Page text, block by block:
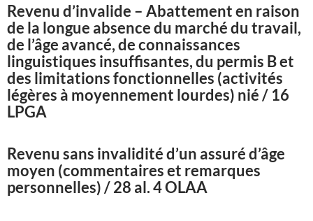
Revenu d’invalide – Abattement en raison
de la longue absence du marché du travail,
de l’âge avancé, de connaissances
linguistiques insuffisantes, du permis B et
des limitations fonctionnelles (activités
légères à moyennement lourdes) nié / 16
LPGA
Revenu sans invalidité d’un assuré d’âge
moyen (commentaires et remarques
personnelles) / 28 al. 4 OLAA